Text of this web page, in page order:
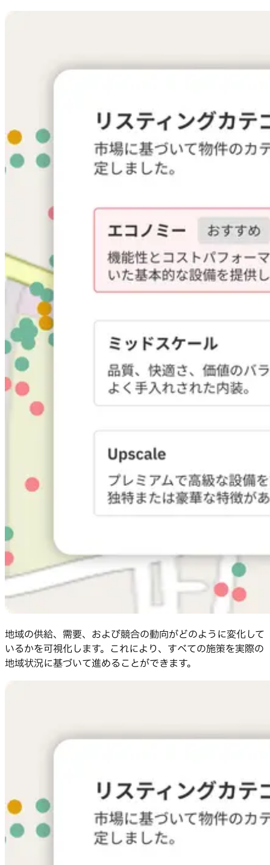
地域の供給、需要、および競合の動向がどのように変化して
いるかを可視化します。これにより、すべての施策を実際の
地域状況に基づいて進めることができます。